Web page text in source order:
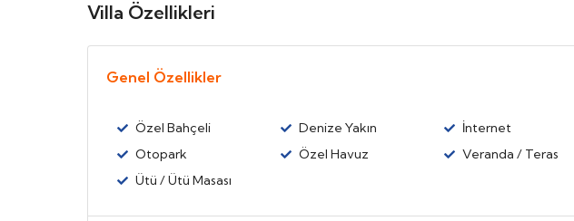
Villa Özellikleri
Genel Özellikler
Özel Bahçeli Denize Yakın
İnternet
Otopark
Özel Havuz
Veranda / Teras
Ütü / Ütü Masası